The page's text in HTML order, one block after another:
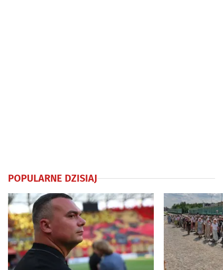
POPULARNE DZISIAJ